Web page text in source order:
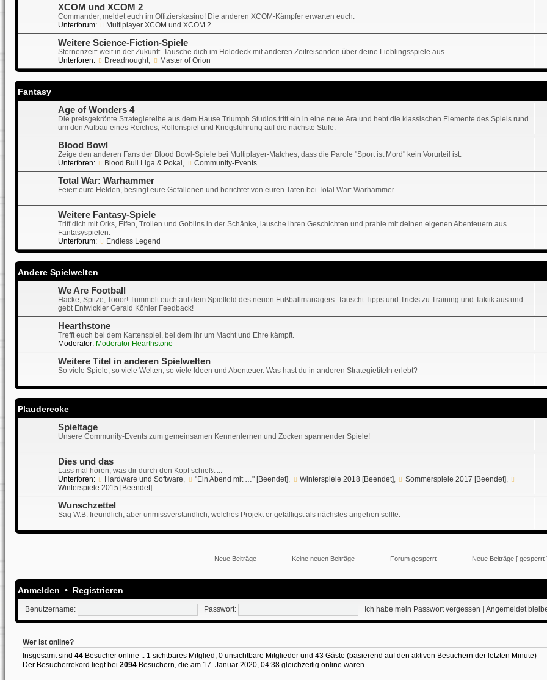
XCOM und XCOM 2
Commander, meldet euch im Offizierskasino! Die anderen XCOM-Kämpfer erwarten euch.
Unterforum:
Multiplayer XCOM und XCOM 2
Weitere Science-Fiction-Spiele
Sternenzeit: weit in der Zukunft. Tausche dich im Holodeck mit anderen Zeitreisenden über deine Lieblingsspiele aus.
Unterforen:
Dreadnought, Master of Orion
Fantasy
Age of Wonders 4
Die preisgekrönte Strategiereihe aus dem Hause Triumph Studios tritt ein in eine neue Ära und hebt die klassischen Elemente des Spiels rund
um den Aufbau eines Reiches, Rollenspiel und Kriegsführung auf die nächste Stufe.
Blood Bowl
Zeige den anderen Fans der Blood Bowl-Spiele bei Multiplayer-Matches, dass die Parole "Sport ist Mord" kein Vorurteil ist.
Unterforen:
Blood Bull Liga & Pokal , Community-Events
Total War: Warhammer
Feiert eure Helden, besingt eure Gefallenen und berichtet von euren Taten bei Total War: Warhammer.
Weitere Fantasy-Spiele
Triff dich mit Orks, Elfen, Trollen und Goblins in der Schänke, lausche ihren Geschichten und prahle mit deinen eigenen Abenteuern aus
Fantasyspielen.
Unterforum:
Endless Legend
Andere Spielwelten
We Are Football
Hacke, Spitze, Tooor! Tummelt euch auf dem Spielfeld des neuen Fußballmanagers. Tauscht Tipps und Tricks zu Training und Taktik aus und
gebt Entwickler Gerald Köhler Feedback!
Hearthstone
Trefft euch bei dem Kartenspiel, bei dem ihr um Macht und Ehre kämpft.
Moderator: Moderator Hearthstone
Weitere Titel in anderen Spielwelten
So viele Spiele, so viele Welten, so viele Ideen und Abenteuer. Was hast du in anderen Strategietiteln erlebt?
Plauderecke
Spieltage
Unsere Community-Events zum gemeinsamen Kennenlernen und Zocken spannender Spiele!
Dies und das
Lass mal hören, was dir durch den Kopf schießt ...
Unterforen:
Hardware und Software, "Ein Abend mit …" [Beendet], Winterspiele 2018 [Beendet], Sommerspiele 2017 [Beendet],
Winterspiele 2015 [Beendet]
Wunschzettel
Sag W.B. freundlich, aber unmissverständlich, welches Projekt er gefälligst als nächstes angehen sollte.
Neue Beiträge Keine neuen Beiträge Forum gesperrt Neue Beiträge [ gesperrt
Anmelden • Registrieren
Benutzername: Passwort: Ich habe mein Passwort vergessen Angemeldet
Wer ist online?
Insgesamt sind 44Besucher online :: 1 sichtbares Mitglied, 0 unsichtbare Mitglieder und 43 Gäste (basierend auf den aktiven Besuchern der letzten Minute)
Der Besucherrekord liegt bei 2094Besuchern, die am 17. Januar 2020, 04:38 gleichzeitig online waren.